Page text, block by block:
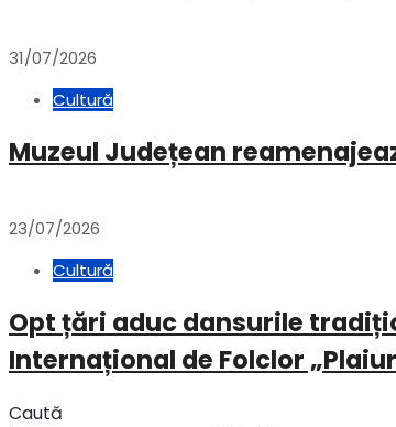
31/07/2026
Cultură
Muzeul Județean
23/07/2026
Cultură
Opt țări aduc dansurile
Internațional de Folclor
Caută